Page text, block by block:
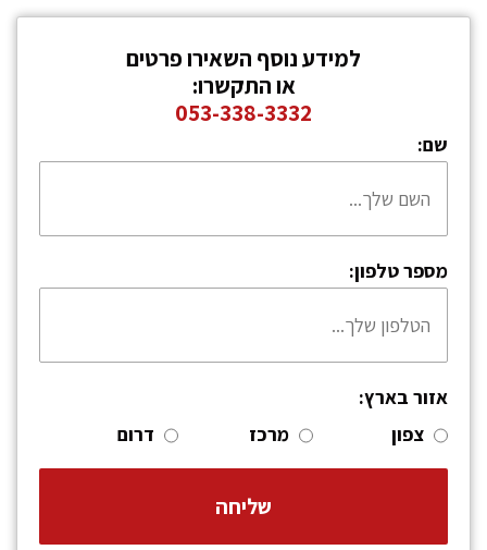
למידע נוסף השאירו פרטים
או התקשרו:
053-338-3332
שם:
מספר טלפון:
אזור בארץ:
צפון
מרכז דרום